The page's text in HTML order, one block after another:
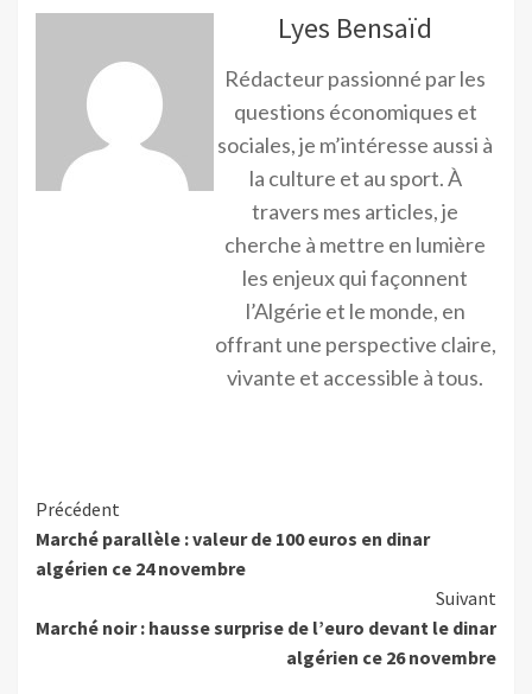
Lyes Bensaïd
Rédacteur passionné par les
questions économiques et
sociales, je m’intéresse aussi à
la culture et au sport. À
travers mes articles, je
cherche à mettre en lumière
les enjeux qui façonnent
l’Algérie et le monde, en
offrant une perspective claire,
vivante et accessible à tous.
Précédent
Marché parallèle : valeur de 100 euros en dinar
algérien ce 24 novembre
Suivant
Marché noir : hausse surprise de l’euro devant le dinar
algérien ce 26 novembre